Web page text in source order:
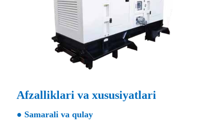
Afzalliklari va xususiyatlari
● Samarali va qulay